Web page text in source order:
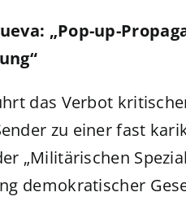
„Pop-up-
das Verbot
zu einer fast
„Militärischen
demokratischer